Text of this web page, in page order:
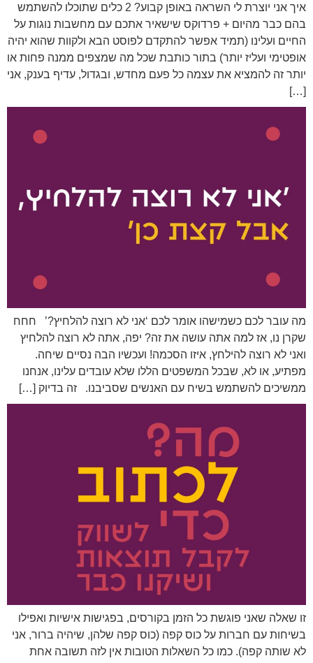
איך אני יוצרת לי השראה באופן קבוע? 2 כלים שתוכלו להשתמש
בהם כבר מהיום + פרדוקס שישאיר אתכם עם מחשבות נוגות על
החיים ועלינו (תמיד אפשר להתקדם לפוסט הבא ולקוות שהוא יהיה
אופטימי ועליז יותר) בתור כותבת שכל מה שמצפים ממנה פחות או
יותר זה להמציא את עצמה כל פעם מחדש, ובגדול, עדיף בענק, אני
[…]
מה עובר לכם כשמישהו אומר לכם ‘אני לא רוצה להלחיץ?’ חחח
שקרן נו, אז למה אתה עושה את זה? יפה, אתה לא רוצה להלחיץ
ואני לא רוצה להילחץ, איזו הסכמה! ועכשיו הבה נסיים שיחה.
מפתיע, או לא, שבכל המשפטים הללו שלא עובדים עלינו, אנחנו
ממשיכים להשתמש בשיח עם האנשים שסביבנו. זה בדיוק […]
זו שאלה שאני פוגשת כל הזמן בקורסים, בפגישות אישיות ואפילו
בשיחות עם חברות על כוס קפה (כוס קפה שלהן, שיהיה ברור, אני
לא שותה קפה). כמו כל השאלות הטובות אין לזה תשובה אחת